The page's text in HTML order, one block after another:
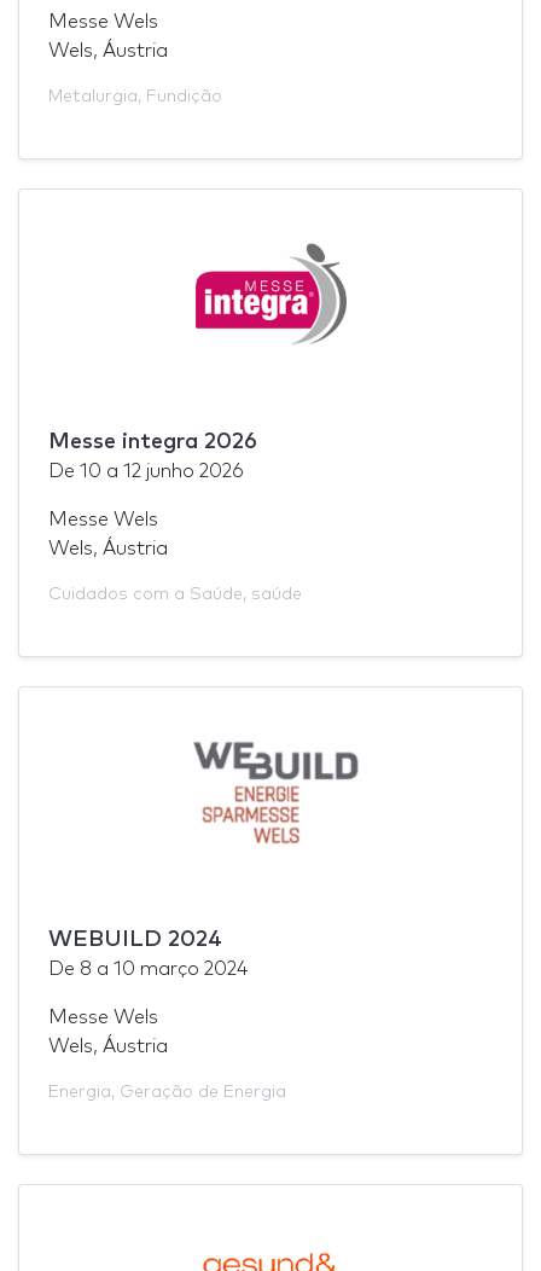
Messe Wels
Wels, Áustria
Metalurgia, Fundição
Messe integra 2026
De 10 a 12 junho 2026
Messe Wels
Wels, Áustria
Cuidados com a Saúde, saúde
WEBUILD 2024
De 8 a 10 março 2024
Messe Wels
Wels, Áustria
Energia, Geração de Energia